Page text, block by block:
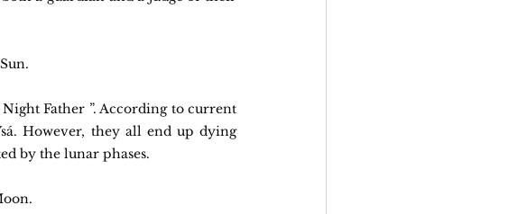
Father ”. According to current
However, they all end up dying
by the lunar phases.